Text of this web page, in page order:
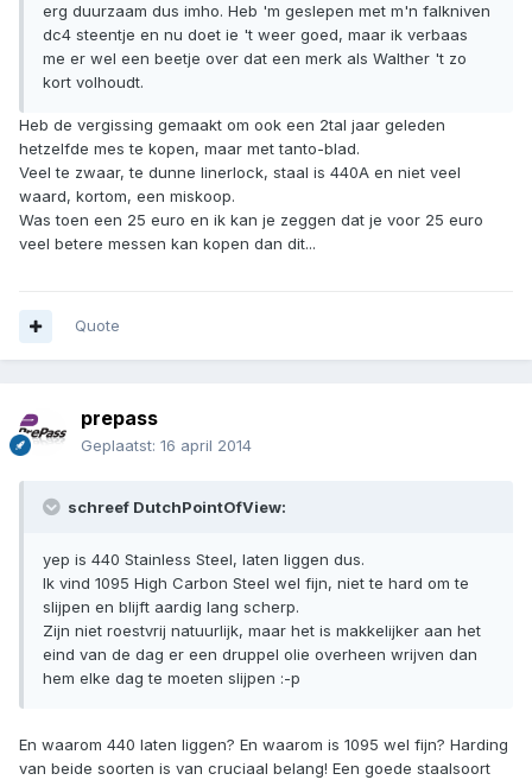
erg duurzaam dus imho. Heb 'm geslepen met m'n falkniven
dc4 steentje en nu doet ie 't weer goed, maar ik verbaas
me er wel een beetje over dat een merk als Walther 't zo
kort volhoudt.
Heb de vergissing gemaakt om ook een 2tal jaar geleden
hetzelfde mes te kopen, maar met tanto-blad.
Veel te zwaar, te dunne linerlock, staal is 440A en niet veel
waard, kortom, een miskoop.
Was toen een 25 euro en ik kan je zeggen dat je voor 25 euro
veel betere messen kan kopen dan dit...
Quote
prepass
Geplaatst: 16 april 2014
schreef DutchPointOfView:
yep is 440 Stainless Steel, laten liggen dus.
Ik vind 1095 High Carbon Steel wel fijn, niet te hard om te
slijpen en blijft aardig lang scherp.
Zijn niet roestvrij natuurlijk, maar het is makkelijker aan het
eind van de dag er een druppel olie overheen wrijven dan
hem elke dag te moeten slijpen :-p
En waarom 440 laten liggen? En waarom is 1095 wel fijn? Harding
van beide soorten is van cruciaal belang! Een goede staalsoort